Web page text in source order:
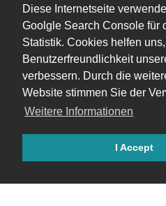
Diese Internetseite
Goolgle Search Console für
Statistik. Cookies helfen
Benutzerfreundlichkeit
verbessern. Durch die
Website stimmen Sie der
Weitere Informationen
I Accept
Eine Antwort schreiben…